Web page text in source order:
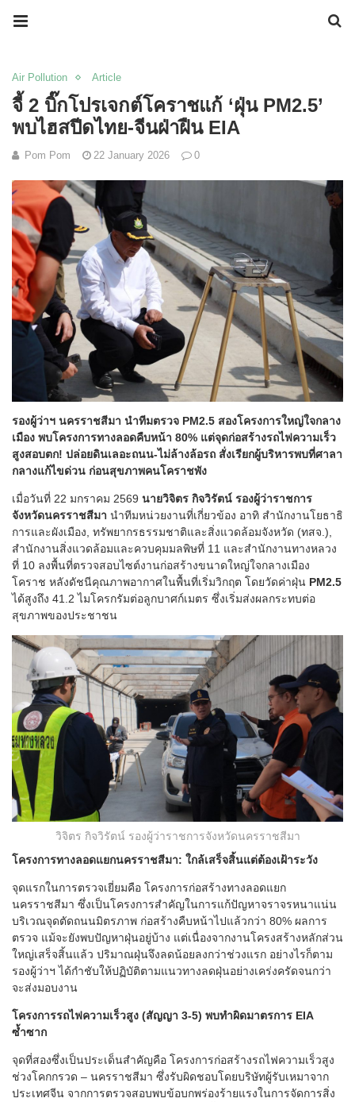
Air Pollution Article
จี้ 2 บิ๊กโปรเจกต์โคราชแก้ ‘ฝุ่น PM2.5’
พบไฮสปีดไทย-จีนฝ่าฝืน EIA
Pom Pom 22 January 2026 0
รองผู้ว่าฯ นครราชสีมา นำทีมตรวจ PM2.5 สองโครงการใหญ่ใจกลาง
เมือง พบโครงการทางลอดคืบหน้า 80% แต่จุดก่อสร้างรถไฟความเร็ว
สูงสอบตก! ปล่อยดินเลอะถนน-ไม่ล้างล้อรถ สั่งเรียกผู้บริหารพบที่ศาลา
กลางแก้ไขด่วน ก่อนสุขภาพคนโคราชพัง
เมื่อวันที่ 22 มกราคม 2569 นายวิจิตร กิจวิรัตน์ รองผู้ว่าราชการ
จังหวัดนครราชสีมา นำทีมหน่วยงานที่เกี่ยวข้อง อาทิ สำนักงานโยธาธิ
การและผังเมือง, ทรัพยากรธรรมชาติและสิ่งแวดล้อมจังหวัด (ทสจ.),
สำนักงานสิ่งแวดล้อมและควบคุมมลพิษที่ 11 และสำนักงานทางหลวง
ที่ 10 ลงพื้นที่ตรวจสอบไซต์งานก่อสร้างขนาดใหญ่ใจกลางเมือง
โคราช หลังดัชนีคุณภาพอากาศในพื้นที่เริ่มวิกฤต โดยวัดค่าฝุ่น PM2.5
ได้สูงถึง 41.2 ไมโครกรัมต่อลูกบาศก์เมตร ซึ่งเริ่มส่งผลกระทบต่อ
สุขภาพของประชาชน
วิจิตร กิจวิรัตน์ รองผู้ว่าราชการจังหวัดนครราชสีมา
โครงการทางลอดแยกนครราชสีมา: ใกล้เสร็จสิ้นแต่ต้องเฝ้าระวัง
จุดแรกในการตรวจเยี่ยมคือ โครงการก่อสร้างทางลอดแยก
นครราชสีมา ซึ่งเป็นโครงการสำคัญในการแก้ปัญหาจราจรหนาแน่น
บริเวณจุดตัดถนนมิตรภาพ ก่อสร้างคืบหน้าไปแล้วกว่า 80% ผลการ
ตรวจ แม้จะยังพบปัญหาฝุ่นอยู่บ้าง แต่เนื่องจากงานโครงสร้างหลักส่วน
ใหญ่เสร็จสิ้นแล้ว ปริมาณฝุ่นจึงลดน้อยลงกว่าช่วงแรก อย่างไรก็ตาม
รองผู้ว่าฯ ได้กำชับให้ปฏิบัติตามแนวทางลดฝุ่นอย่างเคร่งครัดจนกว่า
จะส่งมอบงาน
โครงการรถไฟความเร็วสูง (สัญญา 3-5) พบทำผิดมาตรการ EIA
ซ้ำซาก
จุดที่สองซึ่งเป็นประเด็นสำคัญคือ โครงการก่อสร้างรถไฟความเร็วสูง
ช่วงโคกกรวด – นครราชสีมา ซึ่งรับผิดชอบโดยบริษัทผู้รับเหมาจาก
ประเทศจีน จากการตรวจสอบพบข้อบกพร่องร้ายแรงในการจัดการสิ่ง